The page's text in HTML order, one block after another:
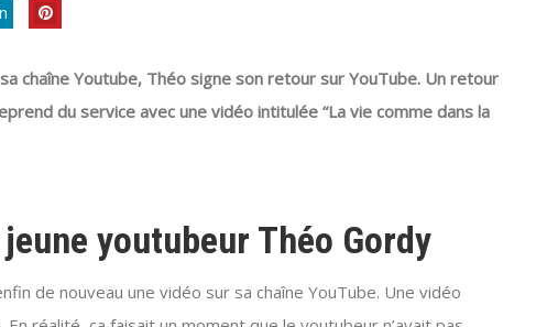
chaîne Youtube, Théo signe son retour sur YouTube. Un retour
du service avec une vidéo intitulée “La vie comme dans la
youtubeur Théo Gordy
de nouveau une vidéo sur sa chaîne YouTube. Une vidéo